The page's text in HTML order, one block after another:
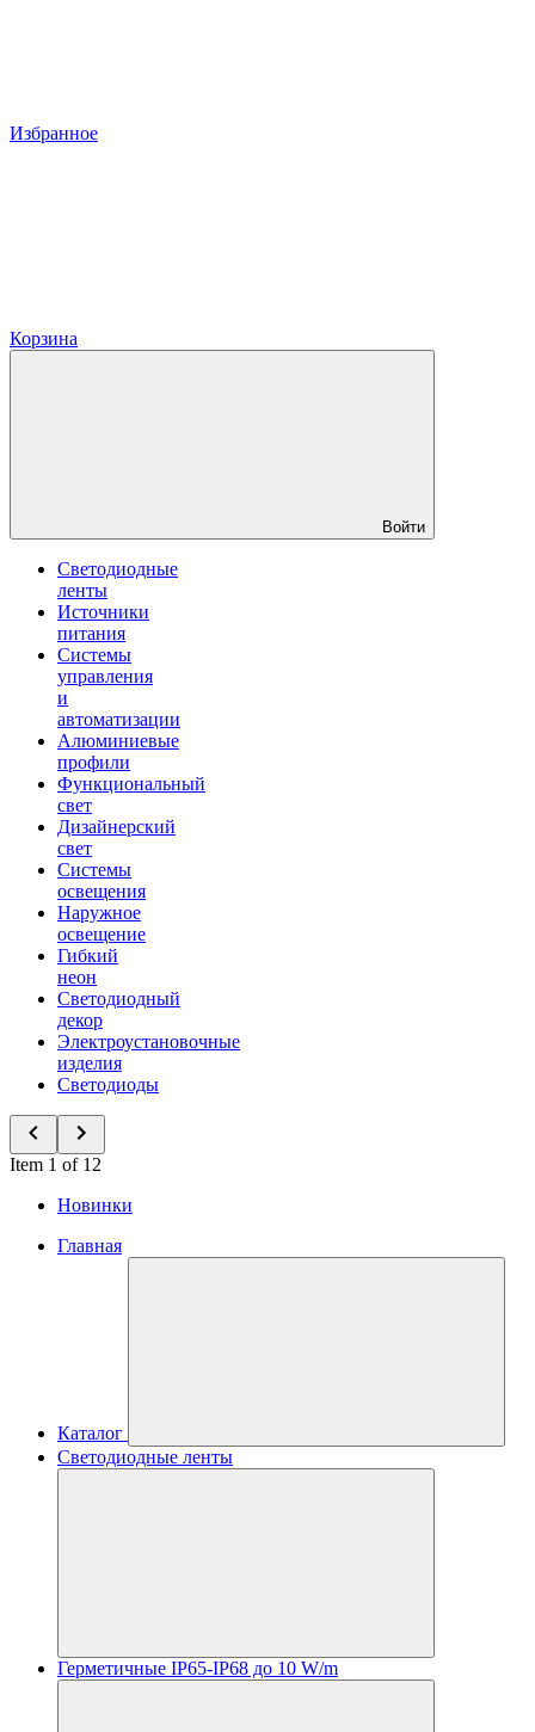
Избранное
Корзина
Войти
Светодиодные
ленты
Источники
питания
Системы
управления
и
автоматизации
Алюминиевые
профили
Функциональный
свет
Дизайнерский
свет
Системы
освещения
Наружное
освещение
Гибкий
неон
Светодиодный
декор
Электроустановочные
изделия
Светодиоды
Item 1 of 12
Новинки
Главная
Каталог
Светодиодные ленты
Герметичные IP65-IP68 до 10 W/m